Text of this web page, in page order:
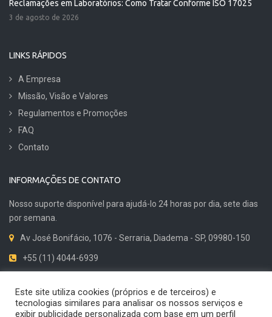
Reclamações em Laboratórios: Como Tratar Conforme ISO 17025
3 de agosto de 2026
LINKS RÁPIDOS
A Empresa
Missão, Visão e Valores
Regulamentos e Promoções
FAQ
Contato
INFORMAÇÕES DE CONTATO
Nosso suporte disponível para ajudá-lo 24 horas por dia, sete dias
por semana.
Av José Bonifácio, 1076 - Serraria, Diadema - SP, 09980-150
+55 (11) 4044-6939
Este site utiliza cookies (próprios e de terceiros) e
tecnologias similares para analisar os nossos serviços e
exibir publicidade personalizada com base em um perfil